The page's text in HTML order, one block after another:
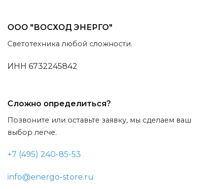
ООО "ВОСХОД ЭНЕРГО"
Светотехника любой сложности.
ИНН 6732245842
Сложно определиться?
Позвоните или оставьте заявку, мы сделаем ваш
выбор легче.
+7 (495) 240-85-53
info@energo-store.ru